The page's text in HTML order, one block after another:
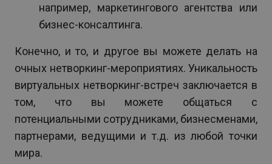
например, маркетингового агентства или
бизнес-консалтинга.
Конечно, и то, и другое вы можете делать на
очных нетворкинг-мероприятиях. Уникальность
виртуальных нетворкинг-встреч заключается в
том, что вы можете общаться с
потенциальными сотрудниками, бизнесменами,
партнерами, ведущими и т.д. из любой точки
мира.